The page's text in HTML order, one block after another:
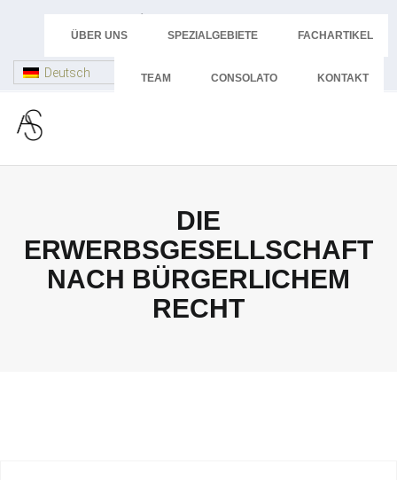
advokatur@dr-schoepf.at
Deutsch
ÜBER UNS SPEZIALGEBIETE FACHARTIKEL
TEAM CONSOLATO KONTAKT
DIE
ERWERBSGESELLSCHAFT
NACH BÜRGERLICHEM
RECHT